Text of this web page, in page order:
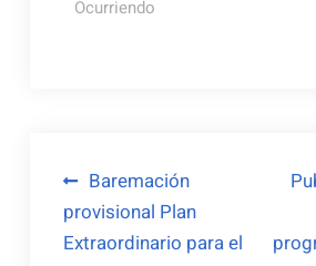
Ocurriendo
Navegación
de
Baremación
provisional Plan
Extraordinario para el